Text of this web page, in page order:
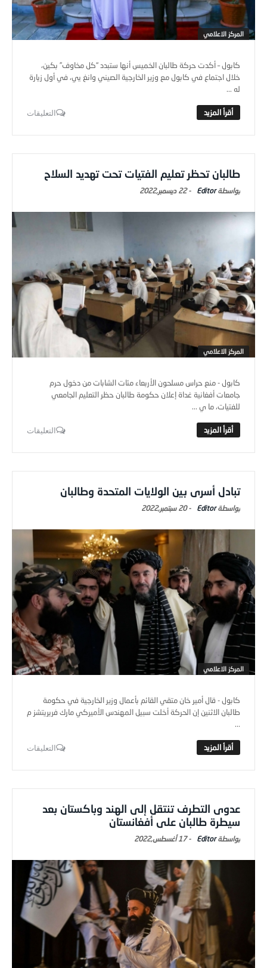
المركز الاعلامي
كابول – أكدت حركة طالبان الخميس أنها ستبدد “كل مخاوف” بكين،
خلال اجتماع في كابول مع وزير الخارجية الصيني وانغ يي، في أول زيارة
له ...
التعليقات
طالبان تحظر تعليم الفتيات تحت تهديد السلاح
Editor
-22 ديسمبر,2022
المركز الاعلامي
كابول - منع حراس مسلحون الأربعاء مئات الشابات من دخول حرم
جامعات أفغانية غداة إعلان حكومة طالبان حظر التعليم الجامعي
للفتيات، ما ي ...
التعليقات
تبادل أسرى بين الولايات المتحدة وطالبان
Editor
-20 سبتمبر,2022
المركز الاعلامي
كابول - قال أمير خان متقي القائم بأعمال وزير الخارجية في حكومة
طالبان الاثنين إن الحركة أخلت سبيل المهندس الأميركي مارك فريريتشز م
...
التعليقات
عدوى التطرف تنتقل إلى الهند وباكستان بعد
سيطرة طالبان على أفغانستان
Editor
-17 أغسطس,2022